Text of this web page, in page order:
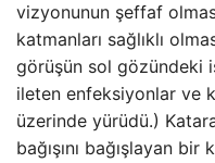
vizyonunun şeffaf
katmanları sağlıklı
görüşün sol gözündeki
ileten enfeksiyonlar ve
üzerinde yürüdü.)
bağışını bağışlayan